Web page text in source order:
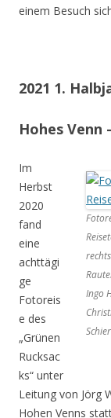
einem Besuch
2021 1.
Hohes Venn
Ingo
Im
Herbst
2020
fand
eine
achttägi
ge
Fotoreis
e des
„Grünen
Rucksac
ks“ unter
Leitung von Jörg
Hohen Venns